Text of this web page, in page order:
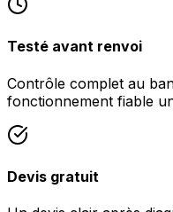
Testé avant renvoi
Contrôle complet au
fonctionnement fiable
Devis gratuit